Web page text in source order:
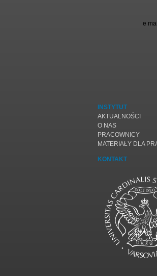
e
INSTYTUT
AKTUALNOŚCI
O NAS
PRACOWNICY
MATERIAŁY DLA
KONTAKT